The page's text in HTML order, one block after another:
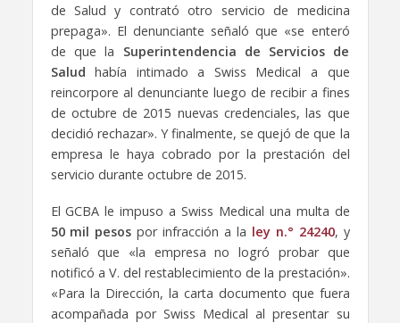
de Salud y contrató otro servicio de medicina
prepaga». El denunciante señaló que «se enteró
de que la Superintendencia de Servicios de
Salud había intimado a Swiss Medical a que
reincorpore al denunciante luego de recibir a fines
de octubre de 2015 nuevas credenciales, las que
decidió rechazar». Y finalmente, se quejó de que la
empresa le haya cobrado por la prestación del
servicio durante octubre de 2015.
El GCBA le impuso a Swiss Medical una multa de
50 mil pesos por infracción a la ley n.° 24240, y
señaló que «la empresa no logró probar que
notificó a V. del restablecimiento de la prestación».
«Para la Dirección, la carta documento que fuera
acompañada por Swiss Medical al presentar su